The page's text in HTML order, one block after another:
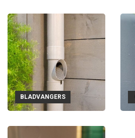
BLADVANGERS